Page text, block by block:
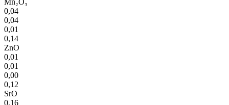
0,04
0,04
0,01
0,14
ZnO
0,01
0,01
0,00
0,12
SrO
0,16